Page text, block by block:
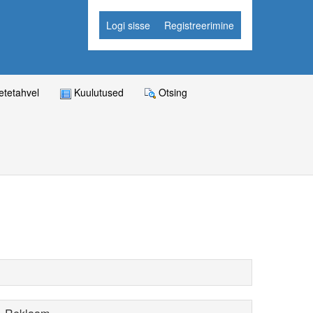
Logi sisse Registreerimine
Kuulutused Otsing